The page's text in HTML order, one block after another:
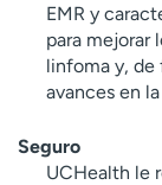
EMR y
para mejorar
linfoma y, de
avances en
Seguro
UCHealth le